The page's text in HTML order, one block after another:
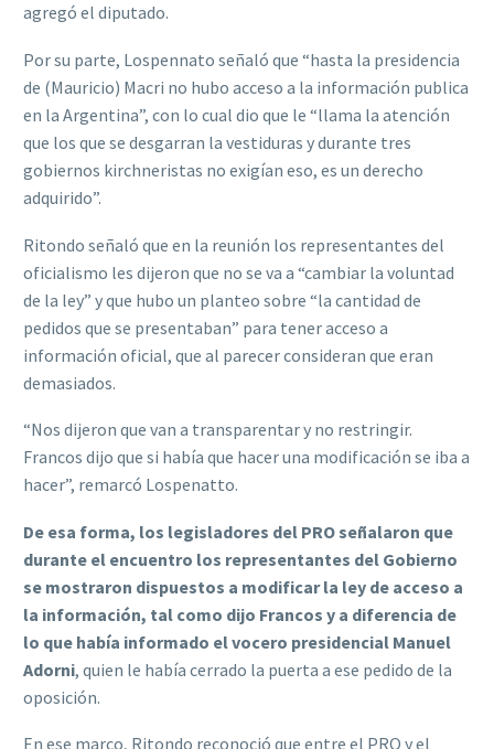
agregó el diputado.
Por su parte, Lospennato señaló que “hasta la presidencia
de (Mauricio) Macri no hubo acceso a la información publica
en la Argentina”, con lo cual dio que le “llama la atención
que los que se desgarran la vestiduras y durante tres
gobiernos kirchneristas no exigían eso, es un derecho
adquirido”.
Ritondo señaló que en la reunión los representantes del
oficialismo les dijeron que no se va a “cambiar la voluntad
de la ley” y que hubo un planteo sobre “la cantidad de
pedidos que se presentaban” para tener acceso a
información oficial, que al parecer consideran que eran
demasiados.
“Nos dijeron que van a transparentar y no restringir.
Francos dijo que si había que hacer una modificación se iba a
hacer”, remarcó Lospenatto.
De esa forma, los legisladores del PRO señalaron que
durante el encuentro los representantes del Gobierno
se mostraron dispuestos a modificar la ley de acceso a
la información, tal como dijo Francos y a diferencia de
lo que había informado el vocero presidencial Manuel
Adorni, quien le había cerrado la puerta a ese pedido de la
oposición.
En ese marco, Ritondo reconoció que entre el PRO y el